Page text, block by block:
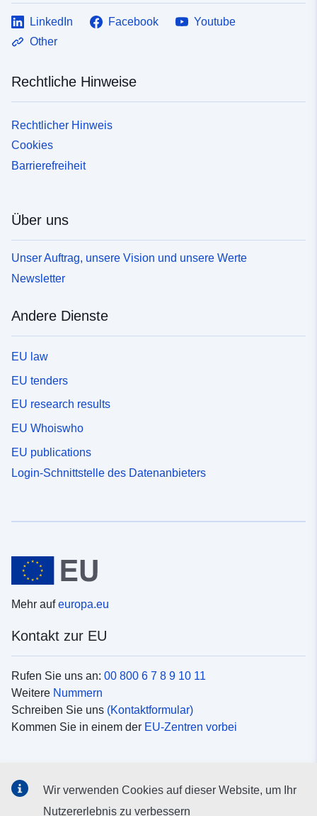
LinkedIn Facebook
Youtube
Other
Rechtliche Hinweise
Rechtlicher Hinweis
Cookies
Barrierefreiheit
Über uns
Unser Auftrag, unsere Vision und unsere Werte
Newsletter
Andere Dienste
EU law
EU tenders
EU research results
EU Whoiswho
EU publications
Login-Schnittstelle des Datenanbieters
Mehr aufeuropa.eu
Kontakt zur EU
Rufen Sie uns an: 00 800 6 7 8 9 10 11
Weitere Nummern
Schreiben Sie uns (Kontaktformular)
Kommen Sie in einem der EU-Zentren vorbei
Suche nach EUSocial-Media-Kanäle
Wir verwenden Cookies auf dieser Website, um Ihr
Nutzererlebnis zu verbessern